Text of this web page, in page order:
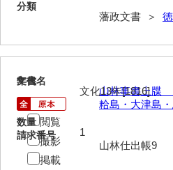
銭穀録
御倹約書付
職掌録
分類
藩政文書 ＞
9
文書名
山林事書上牒
粭島・大津島
請求番号
山林仕出帳9
年代
文化13年[1816]
数量
1
閲覧
撮影
掲載